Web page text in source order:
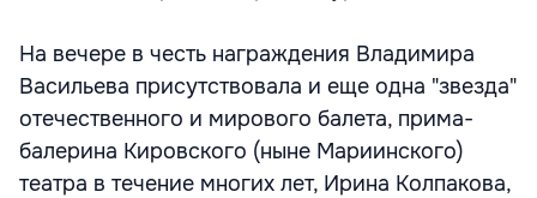
На вечере в честь награждения Владимира
Васильева присутствовала и еще одна "звезда"
отечественного и мирового балета, прима-
балерина Кировского (ныне Мариинского)
театра в течение многих лет, Ирина Колпакова,